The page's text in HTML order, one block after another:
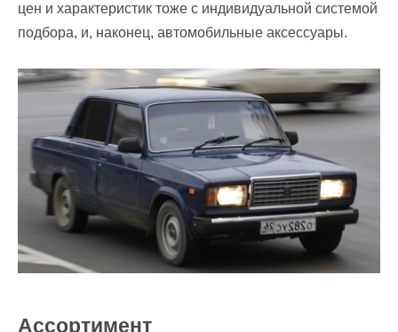
цен и характеристик тоже с индивидуальной системой
подбора, и, наконец, автомобильные аксессуары.
Ассортимент